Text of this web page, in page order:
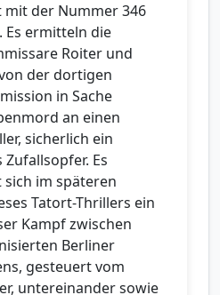
mit der Nummer 346
Es ermitteln die
Roiter und
der dortigen
in Sache
an einen
sicherlich ein
Es
im späteren
Tatort-Thrillers ein
Kampf zwischen
Berliner
gesteuert vom
untereinander sowie